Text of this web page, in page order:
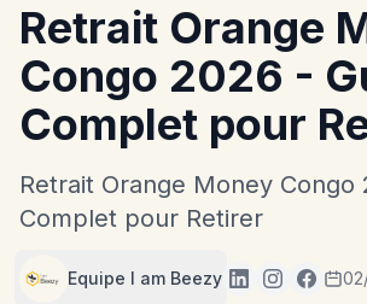
Retrait Orange
Congo 2026 -
Complet pour
Retrait Orange Money Congo
Complet pour Retirer
Equipe I am Beezy